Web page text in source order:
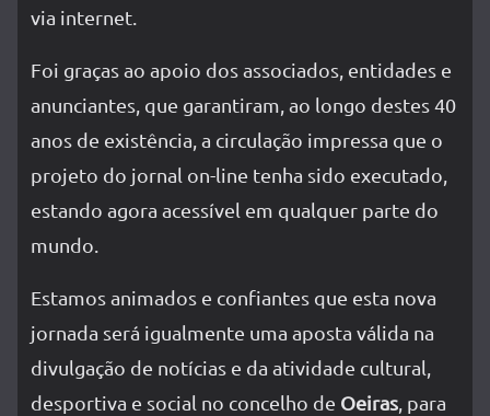
via internet.
Foi graças ao apoio dos associados, entidades e
anunciantes, que garantiram, ao longo destes 40
anos de existência, a circulação impressa que o
projeto do jornal on-line tenha sido executado,
estando agora acessível em qualquer parte do
mundo.
Estamos animados e confiantes que esta nova
jornada será igualmente uma aposta válida na
divulgação de notícias e da atividade cultural,
desportiva e social no concelho de Oeiras , para